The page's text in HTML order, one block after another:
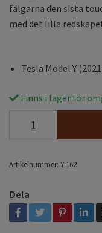
fälgarna den sista
med det lilla
Tesla Model Y
Finns i lager för
Artikelnummer: Y-162
Dela